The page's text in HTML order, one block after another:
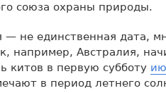
союза охраны природы.
— не единственная дата,
например, Австралия,
китов в первую субботу
в период летнего